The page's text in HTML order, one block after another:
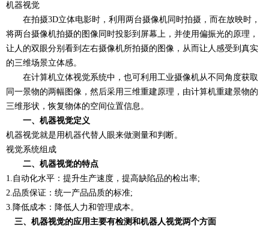
机器视觉
在拍摄3D立体电影时，利用两台摄像机同时拍摄，而在放映时，
将两台摄像机拍摄的图像同时投影到屏幕上，并使用偏振光的原理，
让人的双眼分别看到左右摄像机所拍摄的图像，从而让人感受到真实
的三维场景立体感。
在计算机立体视觉系统中，也可利用工业摄像机从不同角度获取
同一景物的两幅图像，然后采用三维重建原理，由计算机重建景物的
三维形状，恢复物体的空间位置信息。
一、机器视觉定义
机器视觉就是用机器代替人眼来做测量和判断。
视觉系统组成
二、机器视觉的特点
1.自动化水平：提升生产速度，提高缺陷品的检出率;
2.品质保证：统一产品品质的标准;
3.降低成本：降低人力和管理成本。
三、机器视觉的应用主要有检测和机器人视觉两个方面